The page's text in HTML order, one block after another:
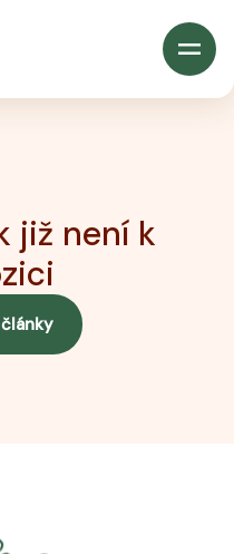
již není k